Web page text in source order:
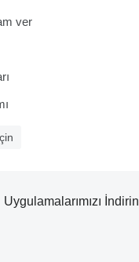
ver
Uygulamalarımızı İndirin